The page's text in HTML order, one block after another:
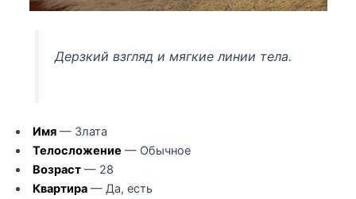
Дерзкий взгляд и мягкие линии тела.
Имя— Злата
Телосложение — Обычное
Возраст— 28
Квартира— Да, есть